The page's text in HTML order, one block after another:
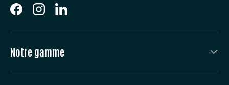
FacebookInstagramLinkedIn
Notre gamme